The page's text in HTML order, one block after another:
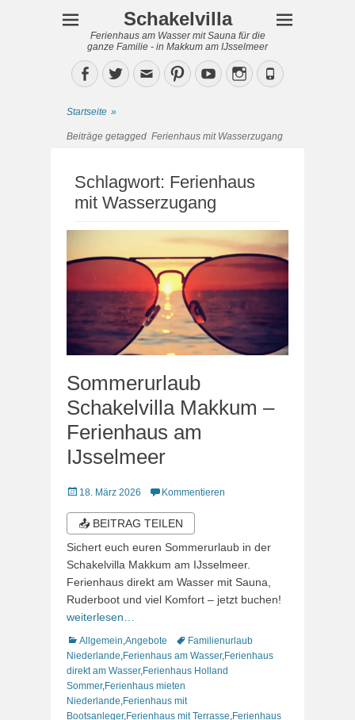
Schakelvilla
Ferienhaus am Wasser mit Sauna für die
ganze Familie - in Makkum am IJsselmeer
Facebook
TwitterEmailPinterestYouTubeInstagram
Phone
Startseite »
Beiträge getagged Ferienhaus mit Wasserzugang
Schlagwort: Ferienhaus
mit Wasserzugang
Sommerurlaub
Schakelvilla Makkum –
Ferienhaus am
IJsselmeer
Veröffentlicht
18. März 2026 Kommentieren
📤 BEITRAG TEILEN
Sichert euch euren Sommerurlaub in der
Schakelvilla Makkum am IJsselmeer.
Ferienhaus direkt am Wasser mit Sauna,
Ruderboot und viel Komfort – jetzt buchen!
weiterlesen…
Kategorien
Allgemein Angebote Schlagworte
Familienurlaub
Niederlande Ferienhaus am Wasser, Ferienhaus
direkt am Wasser, Ferienhaus Holland
Sommer, Ferienhaus mieten
Niederlande Ferienhaus mit
Bootsanleger, Ferienhaus mit Terrasse Ferienhaus